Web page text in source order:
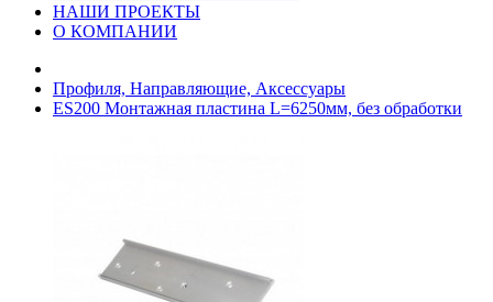
НАШИ ПРОЕКТЫ
О КОМПАНИИ
Профиля, Направляющие, Аксессуары
ES200 Монтажная пластина L=6250мм, без обработки